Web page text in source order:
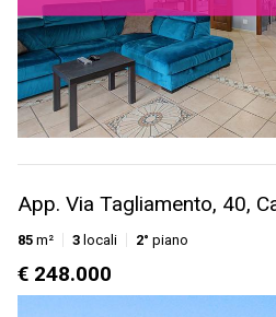
App. Via Tagliamento, 40,
85 m² 3 locali 2° piano
€ 248.000